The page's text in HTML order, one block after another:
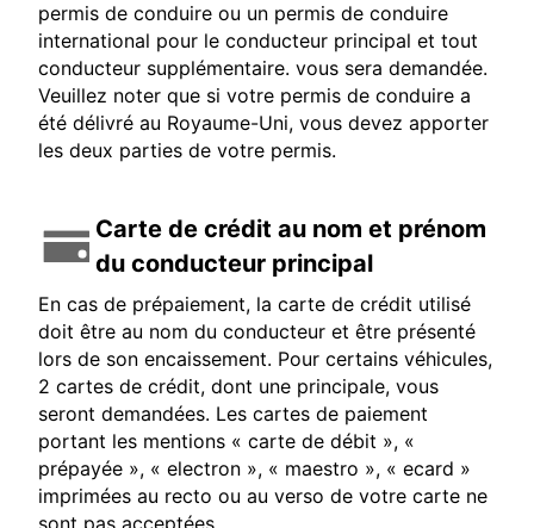
permis de conduire ou un permis de conduire
international pour le conducteur principal et tout
conducteur supplémentaire. vous sera demandée.
Veuillez noter que si votre permis de conduire a
été délivré au Royaume-Uni, vous devez apporter
les deux parties de votre permis.
Carte de crédit au nom et prénom
du conducteur principal
En cas de prépaiement, la carte de crédit utilisé
doit être au nom du conducteur et être présenté
lors de son encaissement. Pour certains véhicules,
2 cartes de crédit, dont une principale, vous
seront demandées. Les cartes de paiement
portant les mentions « carte de débit », «
prépayée », « electron », « maestro », « ecard »
imprimées au recto ou au verso de votre carte ne